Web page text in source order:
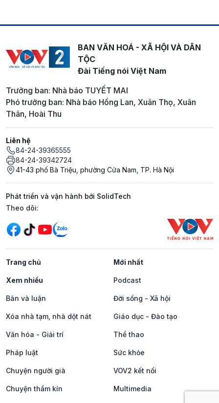
BAN VĂN HOÁ - XÃ HỘI VÀ DÂN
TỘC
Đài Tiếng nói Việt Nam
Trưởng ban: Nhà báo TUYẾT MAI
Phó trưởng ban: Nhà báo Hồng Lan, Xuân Thọ, Xuân
Thân, Hoài Thu
Liên hệ
84-24-39365555
84-24-39342724
41-43 phố Bà Triệu, phường Cửa Nam, TP. Hà Nội
Phát triển và vận hành bởi SolidTech
Mạng xã hội
Theo dõi:
Trang chủ Mới nhất
Xem nhiều Podcast
Bàn và luận Đời sống - Xã hội
Xóa nhà tạm, nhà dột nát Giáo dục - Đào tạo
Văn hóa - Giải trí Thể thao
Pháp luật Sức khỏe
Chuyện người già VOV2 kết nối
Chuyện thầm kín Multimedia